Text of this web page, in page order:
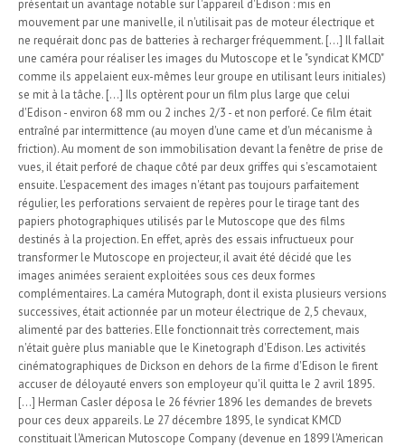
présentait un avantage notable sur l'appareil d'Edison : mis en
mouvement par une manivelle, il n'utilisait pas de moteur électrique et
ne requérait donc pas de batteries à recharger fréquemment. [...] Il fallait
une caméra pour réaliser les images du Mutoscope et le "syndicat KMCD"
comme ils appelaient eux-mêmes leur groupe en utilisant leurs initiales)
se mit à la tâche. [...] Ils optèrent pour un film plus large que celui
d'Edison - environ 68 mm ou 2 inches 2/3 - et non perforé. Ce film était
entraîné par intermittence (au moyen d'une came et d'un mécanisme à
friction). Au moment de son immobilisation devant la fenêtre de prise de
vues, il était perforé de chaque côté par deux griffes qui s'escamotaient
ensuite. L'espacement des images n'étant pas toujours parfaitement
régulier, les perforations servaient de repères pour le tirage tant des
papiers photographiques utilisés par le Mutoscope que des films
destinés à la projection. En effet, après des essais infructueux pour
transformer le Mutoscope en projecteur, il avait été décidé que les
images animées seraient exploitées sous ces deux formes
complémentaires. La caméra Mutograph, dont il exista plusieurs versions
successives, était actionnée par un moteur électrique de 2,5 chevaux,
alimenté par des batteries. Elle fonctionnait très correctement, mais
n'était guère plus maniable que le Kinetograph d'Edison. Les activités
cinématographiques de Dickson en dehors de la firme d'Edison le firent
accuser de déloyauté envers son employeur qu'il quitta le 2 avril 1895.
[...] Herman Casler déposa le 26 février 1896 les demandes de brevets
pour ces deux appareils. Le 27 décembre 1895, le syndicat KMCD
constituait l'American Mutoscope Company (devenue en 1899 l'American